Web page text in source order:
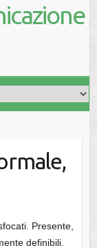
Presente,
definibili.